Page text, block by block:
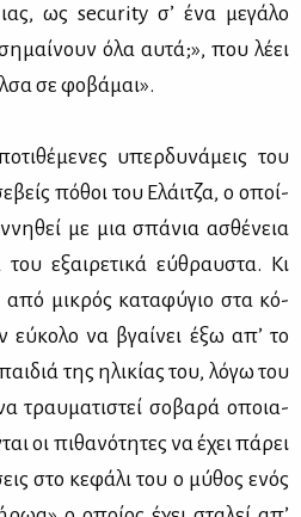
ως security σ’ ένα με­γά­λο
όλα αυ­τά;», που λέ­ει
σε φο­βά­μαι».
υπερ­δυ­νά­μεις του
πό­θοι του Ελάι­τζα, ο οποί­
με μια σπά­νια ασθέ­νεια
εξαι­ρε­τι­κά εύ­θραυ­στα. Κι
από μι­κρός κα­τα­φύ­γιο στα κό­
εύ­κο­λο να βγαί­νει έξω απ’ το
της ηλι­κί­ας του, λό­γω του
τραυ­μα­τι­στεί σο­βα­ρά οποια­
οι πι­θα­νό­τη­τες να έχει πά­ρει
στο κε­φά­λι του ο μύ­θος ενός